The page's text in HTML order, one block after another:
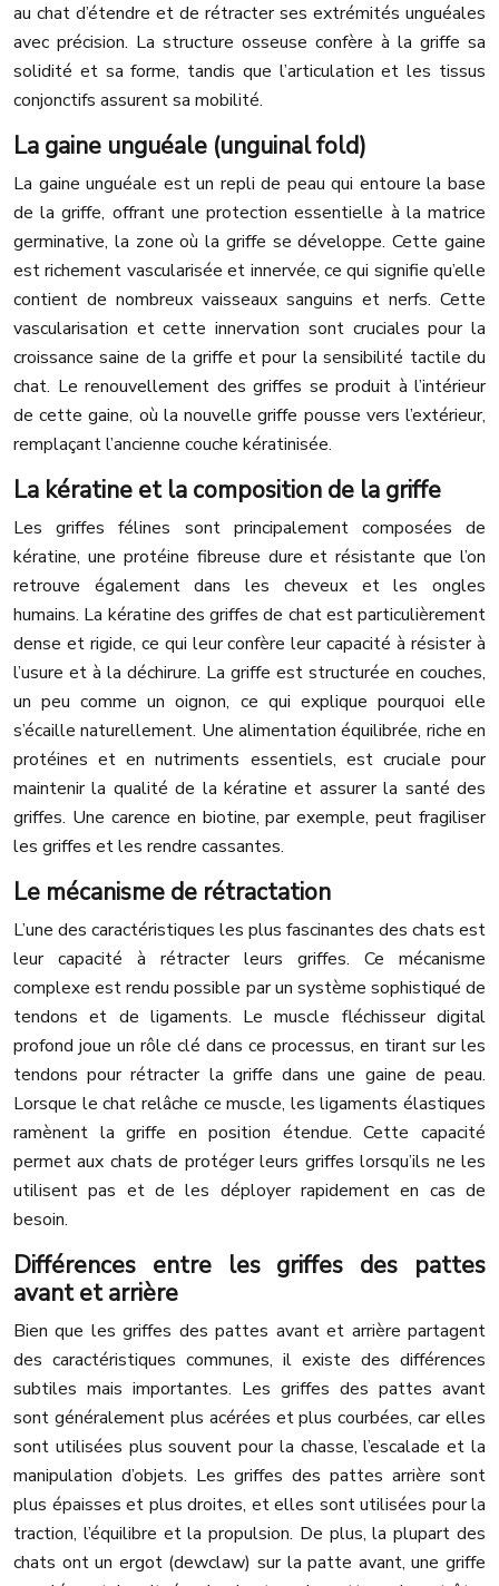
au chat d’étendre et de rétracter ses extrémités unguéales
avec précision. La structure osseuse confère à la griffe sa
solidité et sa forme, tandis que l’articulation et les tissus
conjonctifs assurent sa mobilité.
La gaine unguéale (unguinal fold)
La gaine unguéale est un repli de peau qui entoure la base
de la griffe, offrant une protection essentielle à la matrice
germinative, la zone où la griffe se développe. Cette gaine
est richement vascularisée et innervée, ce qui signifie qu’elle
contient de nombreux vaisseaux sanguins et nerfs. Cette
vascularisation et cette innervation sont cruciales pour la
croissance saine de la griffe et pour la sensibilité tactile du
chat. Le renouvellement des griffes se produit à l’intérieur
de cette gaine, où la nouvelle griffe pousse vers l’extérieur,
remplaçant l’ancienne couche kératinisée.
La kératine et la composition de la griffe
Les griffes félines sont principalement composées de
kératine, une protéine fibreuse dure et résistante que l’on
retrouve également dans les cheveux et les ongles
humains. La kératine des griffes de chat est particulièrement
dense et rigide, ce qui leur confère leur capacité à résister à
l’usure et à la déchirure. La griffe est structurée en couches,
un peu comme un oignon, ce qui explique pourquoi elle
s’écaille naturellement. Une alimentation équilibrée, riche en
protéines et en nutriments essentiels, est cruciale pour
maintenir la qualité de la kératine et assurer la santé des
griffes. Une carence en biotine, par exemple, peut fragiliser
les griffes et les rendre cassantes.
Le mécanisme de rétractation
L’une des caractéristiques les plus fascinantes des chats est
leur capacité à rétracter leurs griffes. Ce mécanisme
complexe est rendu possible par un système sophistiqué de
tendons et de ligaments. Le muscle fléchisseur digital
profond joue un rôle clé dans ce processus, en tirant sur les
tendons pour rétracter la griffe dans une gaine de peau.
Lorsque le chat relâche ce muscle, les ligaments élastiques
ramènent la griffe en position étendue. Cette capacité
permet aux chats de protéger leurs griffes lorsqu’ils ne les
utilisent pas et de les déployer rapidement en cas de
besoin.
Différences entre les griffes des pattes
avant et arrière
Bien que les griffes des pattes avant et arrière partagent
des caractéristiques communes, il existe des différences
subtiles mais importantes. Les griffes des pattes avant
sont généralement plus acérées et plus courbées, car elles
sont utilisées plus souvent pour la chasse, l’escalade et la
manipulation d’objets. Les griffes des pattes arrière sont
plus épaisses et plus droites, et elles sont utilisées pour la
traction, l’équilibre et la propulsion. De plus, la plupart des
chats ont un ergot (dewclaw) sur la patte avant, une griffe